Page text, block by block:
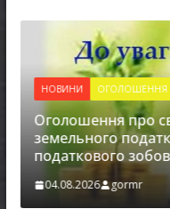
НОВИНИ ОГОЛОШЕННЯ
Оголошення про
земельного
податкового
04.08.2026 gormr